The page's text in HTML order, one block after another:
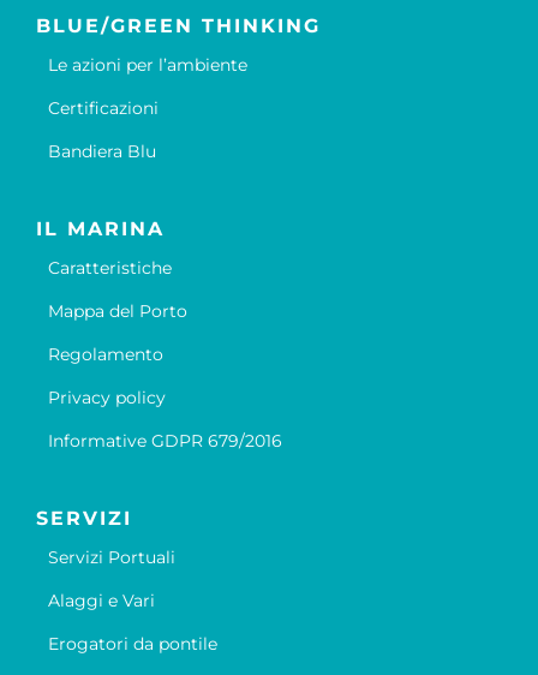
BLUE/GREEN THINKING
Le azioni per l’ambiente
Certificazioni
Bandiera Blu
IL MARINA
Caratteristiche
Mappa del Porto
Regolamento
Privacy policy
Informative GDPR 679/2016
SERVIZI
Servizi Portuali
Alaggi e Vari
Erogatori da pontile